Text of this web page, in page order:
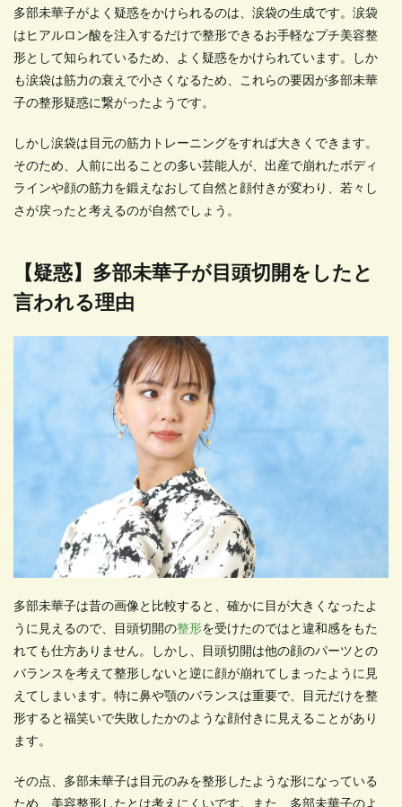
多部未華子がよく疑惑をかけられるのは、涙袋の生成です。涙袋
はヒアルロン酸を注入するだけで整形できるお手軽なプチ美容整
形として知られているため、よく疑惑をかけられています。しか
も涙袋は筋力の衰えで小さくなるため、これらの要因が多部未華
子の整形疑惑に繋がったようです。
しかし涙袋は目元の筋力トレーニングをすれば大きくできます。
そのため、人前に出ることの多い芸能人が、出産で崩れたボディ
ラインや顔の筋力を鍛えなおして自然と顔付きが変わり、若々し
さが戻ったと考えるのが自然でしょう。
【疑惑】多部未華子が目頭切開をしたと
言われる理由
多部未華子は昔の画像と比較すると、確かに目が大きくなったよ
うに見えるので、目頭切開の整形を受けたのではと違和感をもた
れても仕方ありません。しかし、目頭切開は他の顔のパーツとの
バランスを考えて整形しないと逆に顔が崩れてしまったように見
えてしまいます。特に鼻や顎のバランスは重要で、目元だけを整
形すると福笑いで失敗したかのような顔付きに見えることがあり
ます。
その点、多部未華子は目元のみを整形したような形になっている